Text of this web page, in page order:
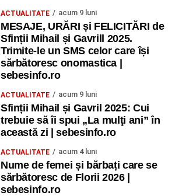
ACTUALITATE acum 9 luni
MESAJE, URĂRI și FELICITĂRI de
Sfinții Mihail și Gavrill 2025.
Trimite-le un SMS celor care își
sărbătoresc onomastica |
sebesinfo.ro
ACTUALITATE acum 9 luni
Sfinții Mihail și Gavril 2025: Cui
trebuie să îi spui „La mulţi ani” în
această zi | sebesinfo.ro
ACTUALITATE acum 4 luni
Nume de femei și bărbați care se
sărbătoresc de Florii 2026 |
sebesinfo.ro